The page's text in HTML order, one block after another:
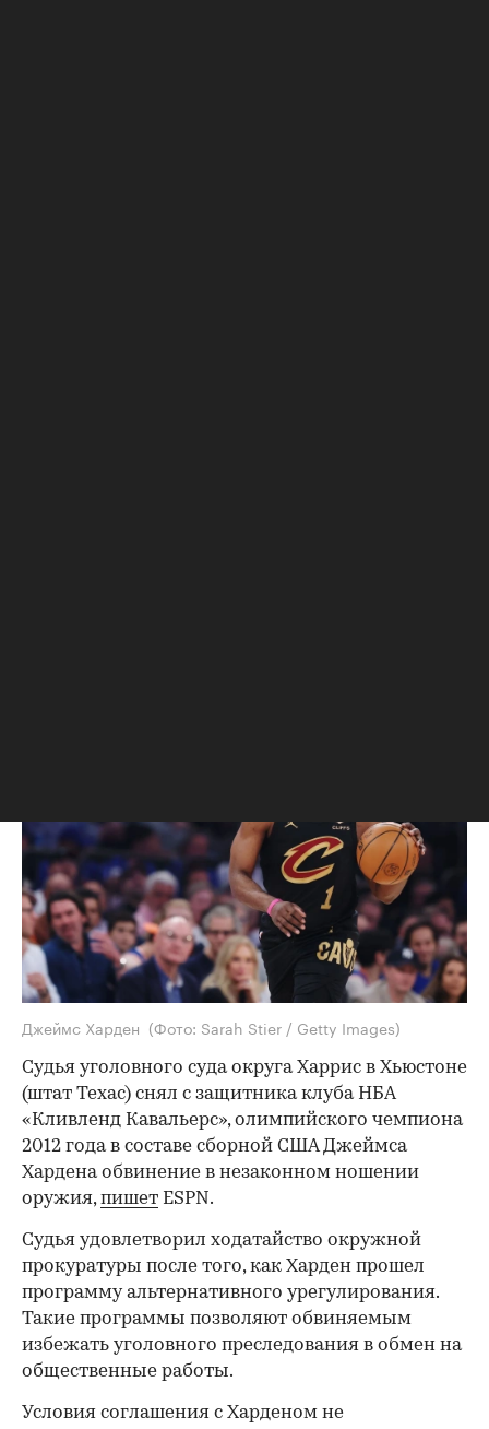
Джеймс Харден (Фото: Sarah Stier / Getty Images)
Судья уголовного суда округа Харрис в Хьюстоне
(штат Техас) снял с защитника клуба НБА
«Кливленд Кавальерс», олимпийского чемпиона
2012 года в составе сборной США Джеймса
Хардена обвинение в незаконном ношении
оружия,пишет ESPN.
Судья удовлетворил ходатайство окружной
прокуратуры после того, как Харден прошел
программу альтернативного урегулирования.
Такие программы позволяют обвиняемым
избежать уголовного преследования в обмен на
общественные работы.
Условия соглашения с Харденом не